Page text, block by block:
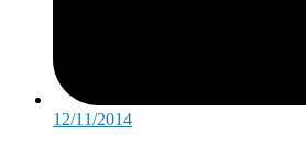
12/11/2014